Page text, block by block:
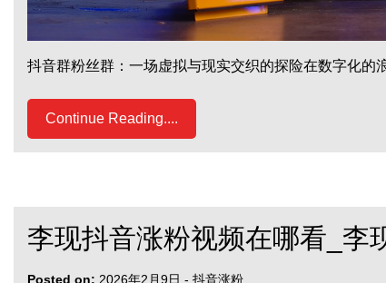
抖音群粉丝群：一场虚拟与现实交织的探险在数字化的
Continue Reading....
李现抖音涨粉视频在哪看_李
Posted on: 2026年2月9日 - 抖音涨粉